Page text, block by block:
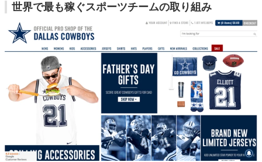
世界で最も稼ぐスポーツチームの取り組み